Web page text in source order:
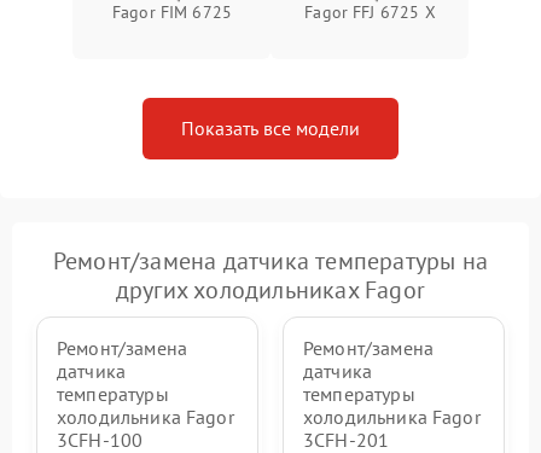
Fagor FIM 6725 Fagor FFJ 6725 X
Показать все модели
Ремонт/замена датчика температуры на
других холодильниках Fagor
Ремонт/замена
датчика
температуры
холодильника Fagor
3CFH-100
Ремонт/замена
датчика
температуры
холодильника Fagor
3CFH-201